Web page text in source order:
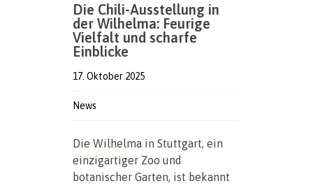
Die Chili-Ausstellung in
der Wilhelma: Feurige
Vielfalt und scharfe
Einblicke
17. Oktober 2025
News
Die Wilhelma in Stuttgart, ein
einzigartiger Zoo und
botanischer Garten, ist bekannt